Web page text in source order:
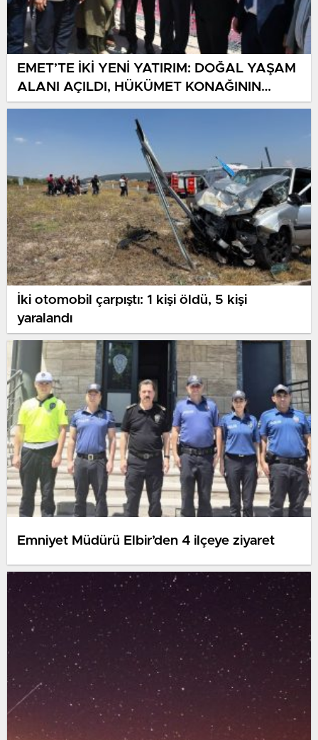
EMET’TE İKİ YENİ YATIRIM: DOĞAL YAŞAM
ALANI AÇILDI, HÜKÜMET KONAĞININ
TEMELİ ATILDI
İki otomobil çarpıştı: 1 kişi öldü, 5 kişi
yaralandı
Emniyet Müdürü Elbir’den 4 ilçeye ziyaret